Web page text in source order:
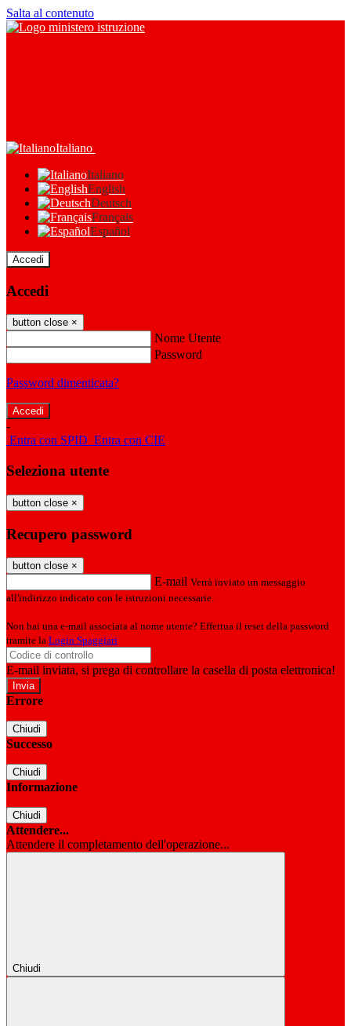
Salta al contenuto
Italiano
Italiano
English
Deutsch
Français
Español
Accedi
Accedi
button close ×
Nome Utente
Password
Password dimenticata?
-
Entra con SPID Entra con CIE
Seleziona utente
button close ×
Recupero password
button close ×
E-mail Verrà inviato un messaggio
all'indirizzo indicato con le istruzioni necessarie.
Non hai una e-mail associata al nome utente? Effettua il reset della password
tramite la Login Spaggiari
E-mail inviata, si prega di controllare la casella di posta elettronica!
Errore
Chiudi
Successo
Chiudi
Informazione
Chiudi
Attendere...
Attendere il completamento dell'operazione...
Chiudi